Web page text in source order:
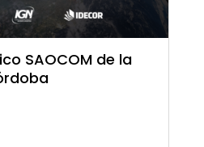
SAOCOM de la